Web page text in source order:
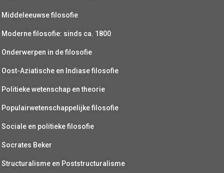
Middeleeuwse filosofie
Moderne filosofie: sinds ca. 1800
Onderwerpen in de filosofie
Oost-Aziatische en Indiase filosofie
Politieke wetenschap en theorie
Populairwetenschappelijke filosofie
Sociale en politieke filosofie
Socrates Beker
Structuralisme en Poststructuralisme